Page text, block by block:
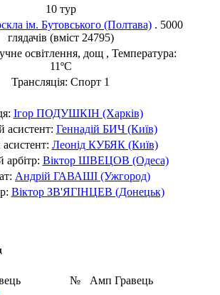
10 тур
ім. Бутовського (Полтава) . 5000
глядачів (вміст 24795)
освітлення, дощ , Температура:
11ºC
Трансляція: Спорт 1
Ігор ПОДУШКІН (Харків)
Геннадій БИЧ (Київ)
Леонід КУБЯК (Київ)
арбітр: Віктор ШВЕЦОВ (Одеса)
Андрій ГАВАШІ (Ужгород)
Віктор ЗВ'ЯГІНЦЕВ (Донецьк)
№ Амп Гравець